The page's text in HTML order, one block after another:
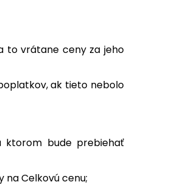
to vrátane ceny za jeho
ak tieto nebolo
ktorom bude prebiehať
na Celkovú cenu;